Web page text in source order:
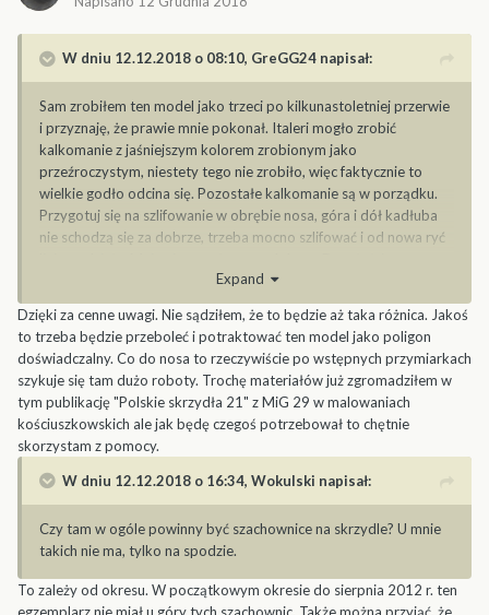
W dniu 12.12.2018 o 08:10, GreGG24 napisał:
Sam zrobiłem ten model jako trzeci po kilkunastoletniej przerwie
i przyznaję, że prawie mnie pokonał. Italeri mogło zrobić
kalkomanie z jaśniejszym kolorem zrobionym jako
przeźroczystym, niestety tego nie zrobiło, więc faktycznie to
wielkie godło odcina się. Pozostałe kalkomanie są w porządku.
Przygotuj się na szlifowanie w obrębie nosa, góra i dół kadłuba
nie schodzą się za dobrze, trzeba mocno szlifować i od nowa ryć
oklejenia i zrobienia malowania radzę posiłkować się zdjęciami.
Jeśli wyślesz mi maila do siebie na prywatną wiadomość, wyślę Ci
materiał zdjęciowy, który zebrałem, w tym kilka dużych zdjęć
tego konkretnego egzemplarza. Ale summa summarum model
fajnie prezentuje się na półce.
Expand
Dzięki za cenne uwagi. Nie sądziłem, że to będzie aż taka różnica. Jakoś
to trzeba będzie przeboleć i potraktować ten model jako poligon
doświadczalny. Co do nosa to rzeczywiście po wstępnych przymiarkach
szykuje się tam dużo roboty. Trochę materiałów już zgromadziłem w
tym publikację "Polskie skrzydła 21" z MiG 29 w malowaniach
kościuszkowskich ale jak będę czegoś potrzebował to chętnie
skorzystam z pomocy.
W dniu 12.12.2018 o 16:34, Wokulski napisał:
Czy tam w ogóle powinny być szachownice na skrzydle? U mnie
takich nie ma, tylko na spodzie.
To zależy od okresu. W początkowym okresie do sierpnia 2012 r. ten